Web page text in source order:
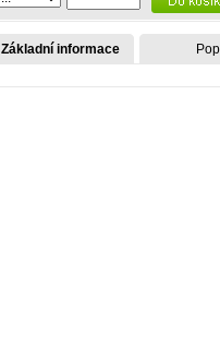
Základní informace